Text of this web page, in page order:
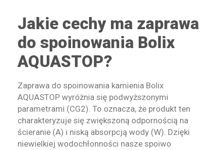
Jakie cechy ma zaprawa
do spoinowania Bolix
AQUASTOP?
Zaprawa do spoinowania kamienia Bolix
AQUASTOP wyróżnia się podwyższonymi
parametrami (CG2). To oznacza, że produkt ten
charakteryzuje się zwiększoną odpornością na
ścieranie (A) i niską absorpcją wody (W). Dzięki
niewielkiej wodochłonności nasze spoiwo